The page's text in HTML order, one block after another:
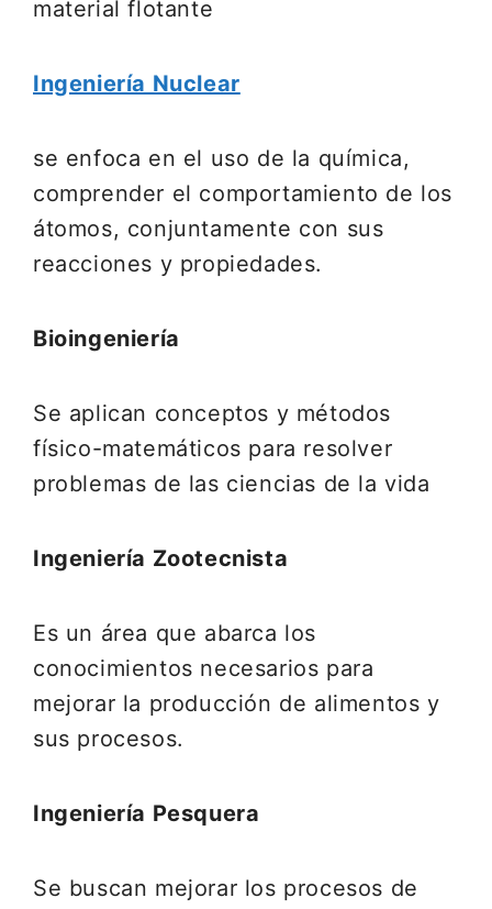
material flotante
Ingeniería Nuclear
se enfoca en el uso de la química,
comprender el comportamiento de los
átomos, conjuntamente con sus
reacciones y propiedades.
Bioingeniería
Se aplican conceptos y métodos
físico-matemáticos para resolver
problemas de las ciencias de la vida
Ingeniería Zootecnista
Es un área que abarca los
conocimientos necesarios para
mejorar la producción de alimentos y
sus procesos.
Ingeniería Pesquera
Se buscan mejorar los procesos de